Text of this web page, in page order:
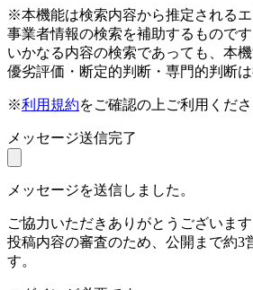
※本機能は検索内容から推定されるエ
事業者情報の検索を補助するものです
いかなる内容の検索であっても、本
優劣評価・断定的判断・専門的判断は
※利用規約をご確認の上ご利用くだ
メッセージ送信完了
メッセージを送信しました。
ご協力いただきありがとうございます
投稿内容の審査のため、公開まで約3
す。